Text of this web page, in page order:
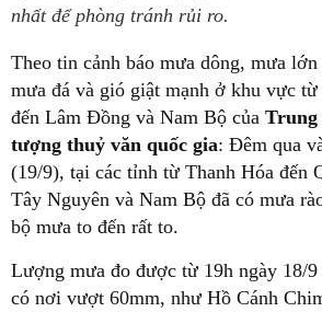
nhất để phòng tránh rủi ro.
Theo tin cảnh báo mưa dông, mưa
mưa đá và gió giật mạnh ở khu vực
đến Lâm Đồng và Nam Bộ của Trung
tượng thuỷ văn quốc gia: Đêm qua
(19/9), tại các tỉnh từ Thanh Hóa đến
Tây Nguyên và Nam Bộ đã có mưa
bộ mưa to đến rất to.
Lượng mưa đo được từ 19h ngày 18/9
có nơi vượt 60mm, như Hồ Cánh